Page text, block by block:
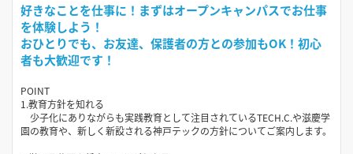
好きなことを仕事に！まずはオープンキャンパスでお仕事
を体験しよう！
おひとりでも、お友達、保護者の方との参加もOK！初心
者も大歓迎です！
POINT
1.教育方針を知れる
少子化にありながらも実践教育として注目されているTECH.C.や滋慶学
園の教育や、新しく新設される神戸テックの方針についてご案内します。